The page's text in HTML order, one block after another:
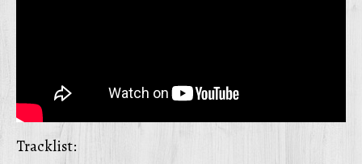
Tracklist: